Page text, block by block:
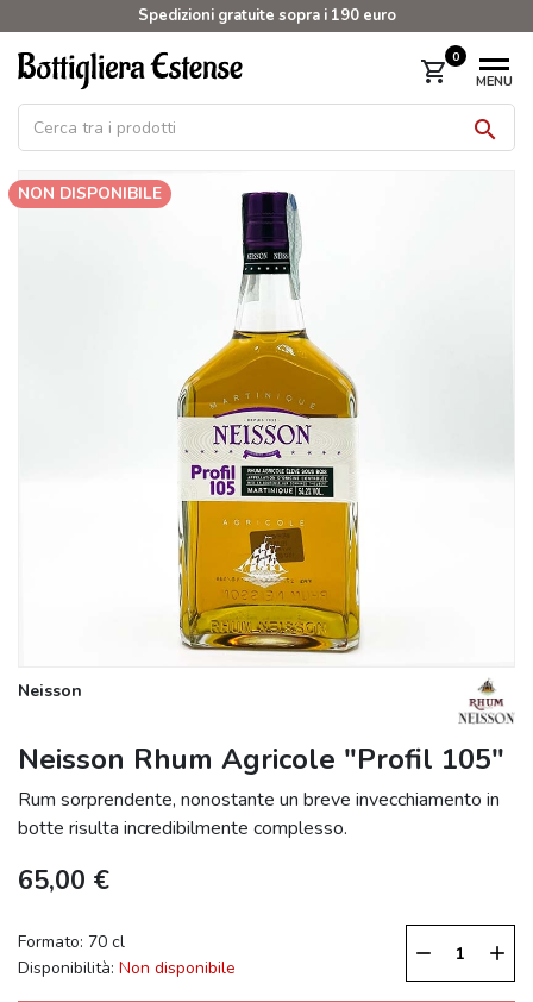
Spedizioni gratuite sopra i 190 euro
shopping_cart 0
MENU

NON DISPONIBILE
Neisson
Neisson Rhum Agricole "Profil 105"
Rum sorprendente, nonostante un breve invecchiamento in
botte risulta incredibilmente complesso.
65,00 €
Formato: 70 cl
Disponibilità: Non disponibile
remove add